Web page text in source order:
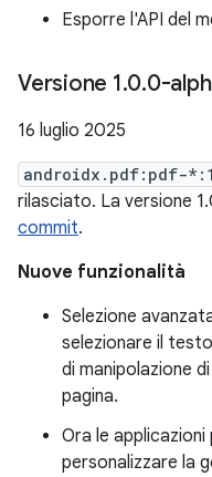
Esporre l'API del
Versione 1.0.0-
16 luglio 2025
androidx.pdf:pdf-
rilasciato. La versione
commit.
Nuove funzionalità
Selezione
selezionare il
di manipolazione
pagina.
Ora le
personalizzare la